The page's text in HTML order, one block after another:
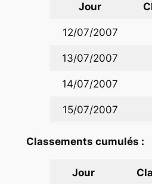
Jour
12/07/2007
13/07/2007
14/07/2007
15/07/2007
Classements cumulés :
Jour